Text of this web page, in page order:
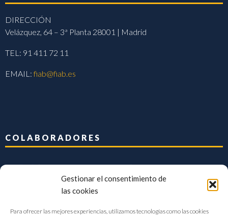
Gestionar el consentimiento de
las cookies
Para ofrecer las mejores experiencias, utilizamos tecnologías como las cookies
DIRECCIÓN
Velázquez, 64 – 3ª Planta 28001 | Madrid
TEL: 91 411 72 11
EMAIL:fiab@fiab.es
COLABORADORES